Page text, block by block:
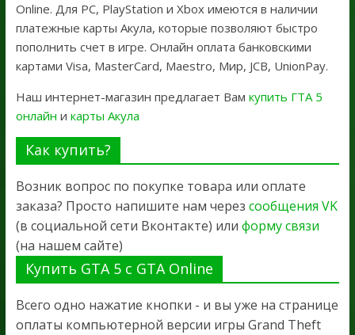
Online. Для PC, PlayStation и Xbox имеются в наличии
платежные карты Акула, которые позволяют быстро
пополнить счет в игре. Онлайн оплата банковскими
картами Visa, MasterCard, Maestro, Мир, JCB, UnionPay.
Наш интернет-магазин предлагает Вам купить ГТА 5
онлайн и карты Акула
Как купить?
Возник вопрос по покупке товара или оплате
заказа? Просто напишите нам через сообщения VK
(в социальной сети Вконтакте) или форму связи
(на нашем сайте)
Купить GTA 5 с GTA Online
Всего одно нажатие кнопки - и вы уже на странице
оплаты компьютерной версии игры Grand Theft